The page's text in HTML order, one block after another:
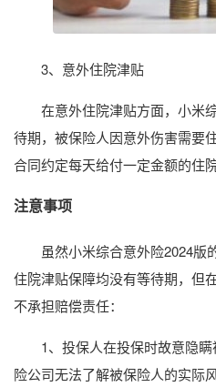
3、意外住院津贴
在意外住院津贴方面，小米
待期，被保险人因意外伤害需要
合同约定每天给付一定金额的住院
注意事项
虽然小米综合意外险2024版
住院津贴保障均没有等待期，但
不承担赔偿责任：
1、投保人在投保时故意隐
险公司无法了解被保险人的实际风